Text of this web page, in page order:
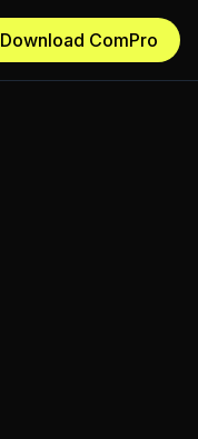
Download ComPro